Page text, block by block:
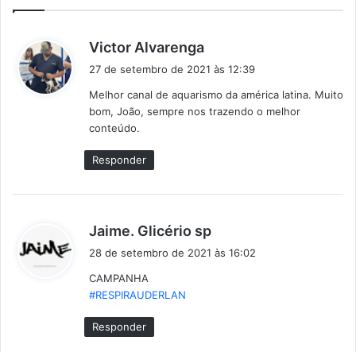
Victor Alvarenga
s
e
27 de setembro de 2021 às 12:39
Melhor canal de aquarismo da américa latina. Muito
bom, João, sempre nos trazendo o melhor
conteúdo.
Responder
Jaime. Glicério sp
28 de setembro de 2021 às 16:02
CAMPANHA
#RESPIRAUDERLAN
Responder